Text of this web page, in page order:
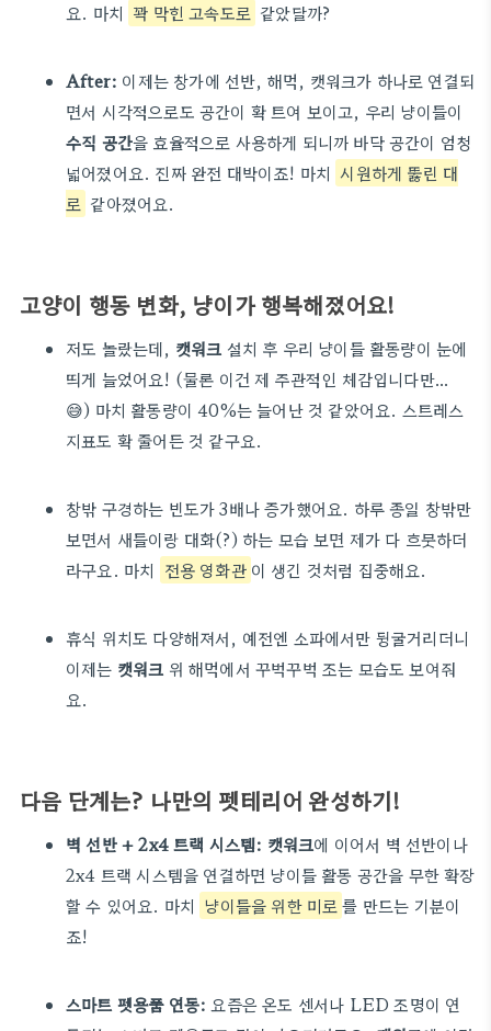
요. 마치 꽉 막힌 고속도로 같았달까?
After: 이제는 창가에 선반, 해먹, 캣워크가 하나로 연결되
면서 시각적으로도 공간이 확 트여 보이고, 우리 냥이들이
수직 공간을 효율적으로 사용하게 되니까 바닥 공간이 엄청
넓어졌어요. 진짜 완전 대박이죠! 마치 시원하게 뚫린 대
로 같아졌어요.
고양이 행동 변화, 냥이가 행복해졌어요!
저도 놀랐는데, 캣워크 설치 후 우리 냥이들 활동량이 눈에
띄게 늘었어요! (물론 이건 제 주관적인 체감입니다만…
😅) 마치 활동량이 40%는 늘어난 것 같았어요. 스트레스
지표도 확 줄어든 것 같구요.
창밖 구경하는 빈도가 3배나 증가했어요. 하루 종일 창밖만
보면서 새들이랑 대화(?) 하는 모습 보면 제가 다 흐뭇하더
라구요. 마치 전용 영화관 이 생긴 것처럼 집중해요.
휴식 위치도 다양해져서, 예전엔 소파에서만 뒹굴거리더니
이제는 캣워크 위 해먹에서 꾸벅꾸벅 조는 모습도 보여줘
요.
다음 단계는? 나만의 펫테리어 완성하기!
벽 선반 + 2x4 트랙 시스템: 캣워크에 이어서 벽 선반이나
2x4 트랙 시스템을 연결하면 냥이들 활동 공간을 무한 확장
할 수 있어요. 마치 냥이들을 위한 미로 를 만드는 기분이
죠!
스마트 펫용품 연동: 요즘은 온도 센서나 LED 조명이 연